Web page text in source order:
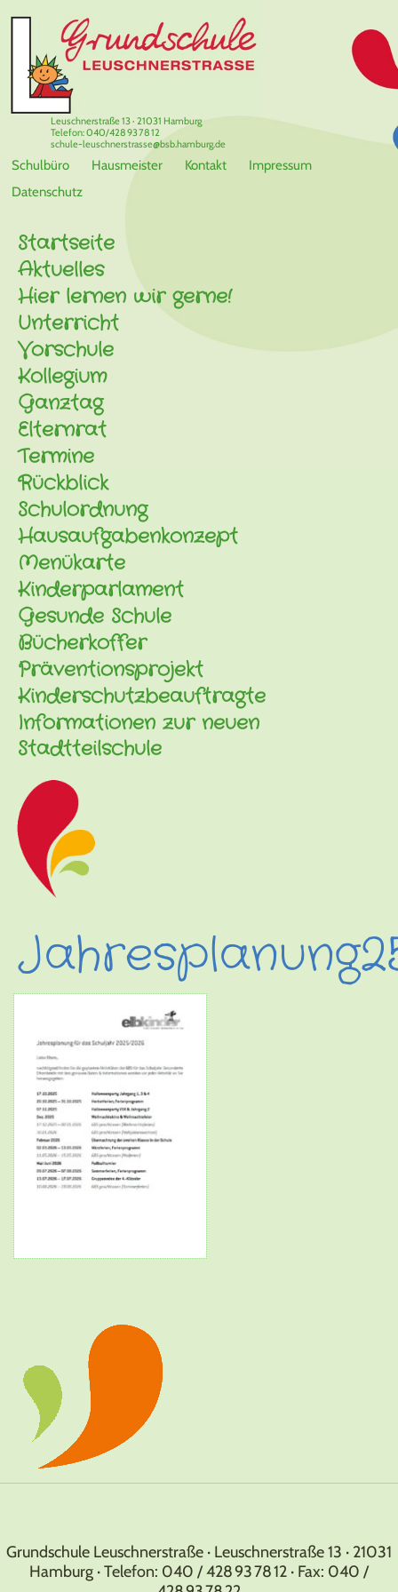
Schulbüro Hausmeister Kontakt
Impressum
Datenschutz
Leuschnerstraße 13 · 21031 Hamburg
Telefon: 040/428 93 78 12
schule-leuschnerstrasse@bsb.hamburg.de
Startseite
Aktuelles
Hier lernen wir gerne!
Unterricht
Vorschule
Kollegium
Ganztag
Elternrat
Termine
Rückblick
Schulordnung
Hausaufgabenkonzept
Menükarte
Kinderparlament
Gesunde Schule
Bücherkoffer
Präventionsprojekt
Kinderschutzbeauftragte
Informationen zur neuen
Stadtteilschule
Grundschule Leuschnerstraße · Leuschnerstraße 13 · 21031
Hamburg · Telefon: 040 / 428 93 78 12 · Fax: 040 /